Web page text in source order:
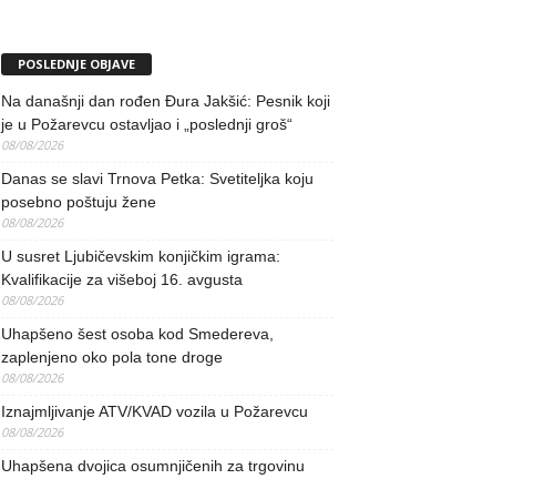
POSLEDNJE OBJAVE
Na današnji dan rođen Đura Jakšić: Pesnik koji
je u Požarevcu ostavljao i „poslednji groš“
08/08/2026
Danas se slavi Trnova Petka: Svetiteljka koju
posebno poštuju žene
08/08/2026
U susret Ljubičevskim konjičkim igrama:
Kvalifikacije za višeboj 16. avgusta
08/08/2026
Uhapšeno šest osoba kod Smedereva,
zaplenjeno oko pola tone droge
08/08/2026
Iznajmljivanje ATV/KVAD vozila u Požarevcu
08/08/2026
Uhapšena dvojica osumnjičenih za trgovinu